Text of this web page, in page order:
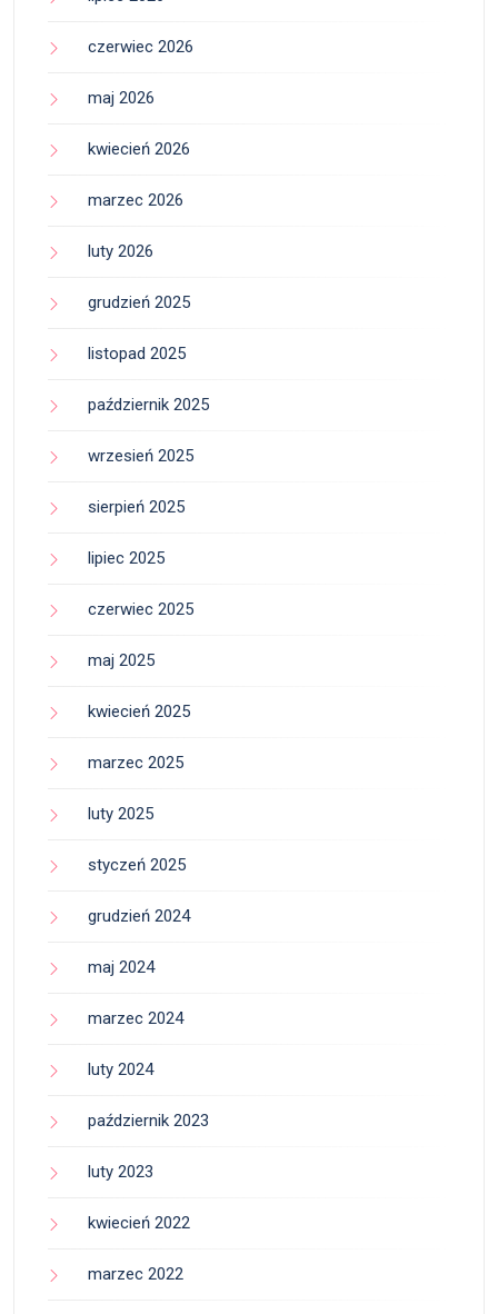
czerwiec 2026
maj 2026
kwiecień 2026
marzec 2026
luty 2026
grudzień 2025
listopad 2025
październik 2025
wrzesień 2025
sierpień 2025
lipiec 2025
czerwiec 2025
maj 2025
kwiecień 2025
marzec 2025
luty 2025
styczeń 2025
grudzień 2024
maj 2024
marzec 2024
luty 2024
październik 2023
luty 2023
kwiecień 2022
marzec 2022